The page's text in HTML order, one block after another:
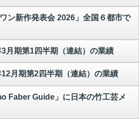
ン新作発表会 2026」全国６都市で
月期第1四半期（連結）の業績
月期第2四半期（連結）の業績
Faber Guide」に日本の竹工芸メ